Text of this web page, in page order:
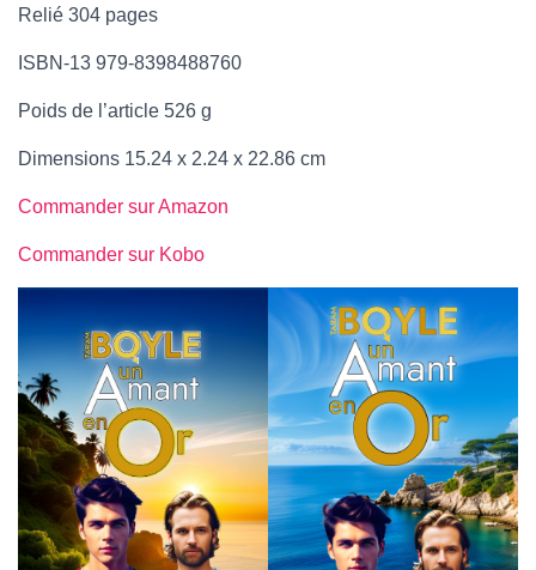
Relié ‎304 pages
ISBN-13 ‎979-8398488760
Poids de l’article ‎526 g
Dimensions ‎15.24 x 2.24 x 22.86 cm
Commander sur Amazon
Commander sur Kobo